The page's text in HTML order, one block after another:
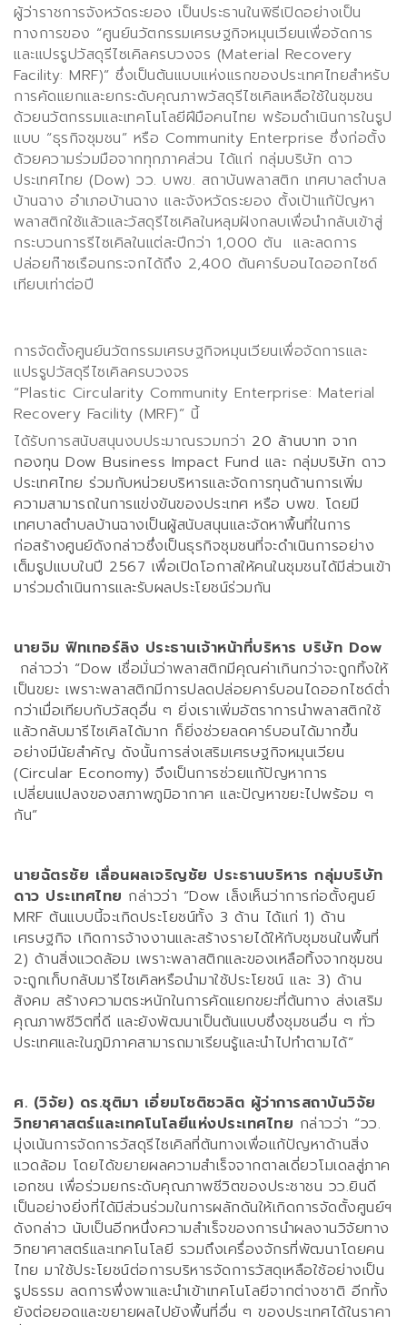
ผู้ว่าราชการจังหวัดระยอง เป็นประธานในพิธีเปิดอย่างเป็น
ทางการของ “ศูนย์นวัตกรรมเศรษฐกิจหมุนเวียนเพื่อจัดการ
และแปรรูปวัสดุรีไซเคิลครบวงจร (Material Recovery
Facility: MRF)” ซึ่งเป็นต้นแบบแห่งแรกของประเทศไทยสำหรับ
การคัดแยกและยกระดับคุณภาพวัสดุรีไซเคิลเหลือใช้ในชุมชน
ด้วยนวัตกรรมและเทคโนโลยีฝีมือคนไทย พร้อมดำเนินการในรูป
แบบ “ธุรกิจชุมชน” หรือ Community Enterprise ซึ่งก่อตั้ง
ด้วยความร่วมมือจากทุกภาคส่วน ได้แก่ กลุ่มบริษัท ดาว
ประเทศไทย (Dow) วว. บพข. สถาบันพลาสติก เทศบาลตำบล
บ้านฉาง อำเภอบ้านฉาง และจังหวัดระยอง ตั้งเป้าแก้ปัญหา
พลาสติกใช้แล้วและวัสดุรีไซเคิลในหลุมฝังกลบเพื่อนำกลับเข้าสู่
กระบวนการรีไซเคิลในแต่ละปีกว่า 1,000 ตัน และลดการ
ปล่อยก๊าซเรือนกระจกได้ถึง 2,400 ตันคาร์บอนไดออกไซด์
เทียบเท่าต่อปี
การจัดตั้งศูนย์นวัตกรรมเศรษฐกิจหมุนเวียนเพื่อจัดการและ
แปรรูปวัสดุรีไซเคิลครบวงจร
“Plastic Circularity Community Enterprise: Material
Recovery Facility (MRF)” นี้
ได้รับการสนับสนุนงบประมาณรวมกว่า 20 ล้านบาท จาก
กองทุน Dow Business Impact Fund และ กลุ่มบริษัท ดาว
ประเทศไทย ร่วมกับหน่วยบริหารและจัดการทุนด้านการเพิ่ม
ความสามารถในการแข่งขันของประเทศ หรือ บพข. โดยมี
เทศบาลตำบลบ้านฉางเป็นผู้สนับสนุนและจัดหาพื้นที่ในการ
ก่อสร้างศูนย์ดังกล่าวซึ่งเป็นธุรกิจชุมชนที่จะดำเนินการอย่าง
เต็มรูปแบบในปี 2567 เพื่อเปิดโอกาสให้คนในชุมชนได้มีส่วนเข้า
มาร่วมดำเนินการและรับผลประโยชน์ร่วมกัน
นายจิม ฟิทเทอร์ลิง ประธานเจ้าหน้าที่บริหาร บริษัท Dow
กล่าวว่า “Dow เชื่อมั่นว่าพลาสติกมีคุณค่าเกินกว่าจะถูกทิ้งให้
เป็นขยะ เพราะพลาสติกมีการปลดปล่อยคาร์บอนไดออกไซด์ต่ำ
กว่าเมื่อเทียบกับวัสดุอื่น ๆ ยิ่งเราเพิ่มอัตราการนำพลาสติกใช้
แล้วกลับมารีไซเคิลได้มาก ก็ยิ่งช่วยลดคาร์บอนได้มากขึ้น
อย่างมีนัยสำคัญ ดังนั้นการส่งเสริมเศรษฐกิจหมุนเวียน
(Circular Economy) จึงเป็นการช่วยแก้ปัญหาการ
เปลี่ยนแปลงของสภาพภูมิอากาศ และปัญหาขยะไปพร้อม ๆ
กัน”
นายฉัตรชัย เลื่อนผลเจริญชัย ประธานบริหาร กลุ่มบริษัท
ดาว ประเทศไทย กล่าวว่า “Dow เล็งเห็นว่าการก่อตั้งศูนย์
MRF ต้นแบบนี้จะเกิดประโยชน์ทั้ง 3 ด้าน ได้แก่ 1) ด้าน
เศรษฐกิจ เกิดการจ้างงานและสร้างรายได้ให้กับชุมชนในพื้นที่
2) ด้านสิ่งแวดล้อม เพราะพลาสติกและของเหลือทิ้งจากชุมชน
จะถูกเก็บกลับมารีไซเคิลหรือนำมาใช้ประโยชน์ และ 3) ด้าน
สังคม สร้างความตระหนักในการคัดแยกขยะที่ต้นทาง ส่งเสริม
คุณภาพชีวิตที่ดี และยังพัฒนาเป็นต้นแบบซึ่งชุมชนอื่น ๆ ทั่ว
ประเทศและในภูมิภาคสามารถมาเรียนรู้และนำไปทำตามได้”
ศ. (วิจัย) ดร.ชุติมา เอี่ยมโชติชวลิต ผู้ว่าการสถาบันวิจัย
วิทยาศาสตร์และเทคโนโลยีแห่งประเทศไทย กล่าวว่า “วว.
มุ่งเน้นการจัดการวัสดุรีไซเคิลที่ต้นทางเพื่อแก้ปัญหาด้านสิ่ง
แวดล้อม โดยได้ขยายผลความสำเร็จจากตาลเดี่ยวโมเดลสู่ภาค
เอกชน เพื่อร่วมยกระดับคุณภาพชีวิตของประชาชน วว.ยินดี
เป็นอย่างยิ่งที่ได้มีส่วนร่วมในการผลักดันให้เกิดการจัดตั้งศูนย์ฯ
ดังกล่าว นับเป็นอีกหนึ่งความสำเร็จของการนำผลงานวิจัยทาง
วิทยาศาสตร์และเทคโนโลยี รวมถึงเครื่องจักรที่พัฒนาโดยคน
ไทย มาใช้ประโยชน์ต่อการบริหารจัดการวัสดุเหลือใช้อย่างเป็น
รูปธรรม ลดการพึ่งพาและนำเข้าเทคโนโลยีจากต่างชาติ อีกทั้ง
ยังต่อยอดและขยายผลไปยังพื้นที่อื่น ๆ ของประเทศได้ในราคา